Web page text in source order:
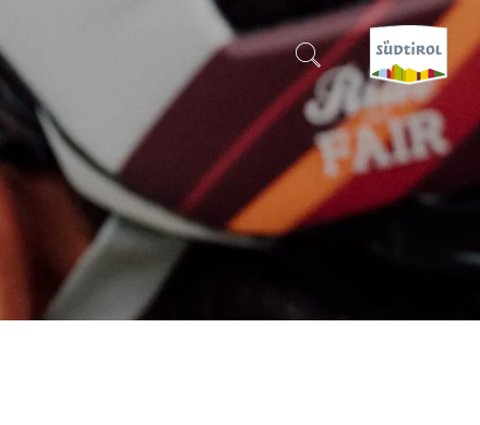
CERCA E PRENOTA
SCOPRI L'ALTO ADIGE